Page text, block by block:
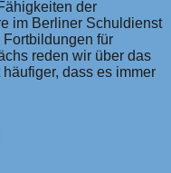
der
im Berliner Schuldienst
für
reden wir über das
häufiger, dass es immer